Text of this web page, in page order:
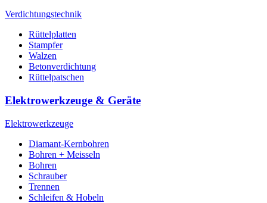
Verdichtungstechnik
Rüttelplatten
Stampfer
Walzen
Betonverdichtung
Rüttelpatschen
Elektrowerkzeuge & Geräte
Elektrowerkzeuge
Diamant-Kernbohren
Bohren + Meisseln
Bohren
Schrauber
Trennen
Schleifen & Hobeln